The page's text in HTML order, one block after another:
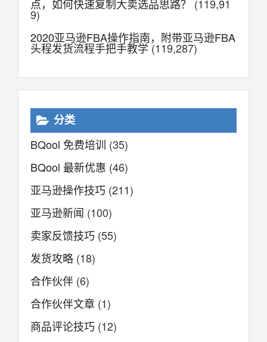
点，如何快速复制大卖选品思路？ (119,91
9)
2020亚马逊FBA操作指南，附带亚马逊FBA
头程发货流程手把手教学(119,287)
分类
BQool 免费培训 (35)
BQool 最新优惠 (46)
亚马逊操作技巧 (211)
亚马逊新闻 (100)
卖家反馈技巧 (55)
发货攻略 (18)
合作伙伴 (6)
合作伙伴文章 (1)
商品评论技巧 (12)